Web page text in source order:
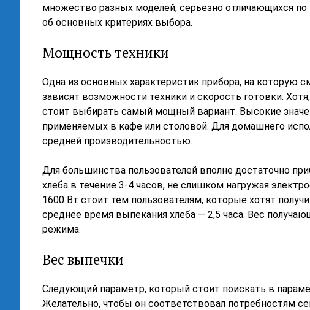
множество разных моделей, серьезно отличающихся
об основных критериях выбора.
Мощность техники
Одна из основных характеристик прибора, на которую
зависят возможности техники и скорость готовки.
стоит выбирать самый мощный вариант. Высокие
применяемых в кафе или столовой. Для домашнего
средней производительностью.
Для большинства пользователей вполне достаточно
хлеба в течение 3-4 часов, не слишком нагружая
1600 Вт стоит тем пользователям, которые хотят
среднее время выпекания хлеба — 2,5 часа. Вес
режима.
Вес выпечки
Следующий параметр, который стоит поискать в
Желательно, чтобы он соответствовал потребностям